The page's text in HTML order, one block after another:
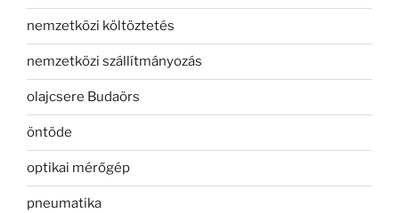
nemzetközi költöztetés
nemzetközi szállítmányozás
olajcsere Budaörs
öntöde
optikai mérőgép
pneumatika